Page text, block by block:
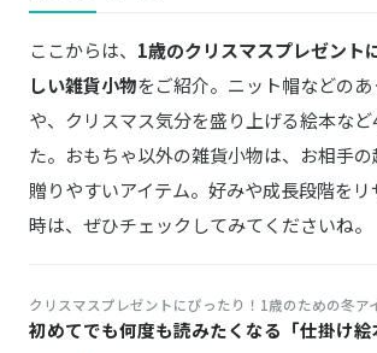
ここからは、 1歳のクリスマスプレゼント
しい雑貨小物をご紹介。ニット帽などの
や、クリスマス気分を盛り上げる絵本な
た。おもちゃ以外の雑貨小物は、お相手
贈りやすいアイテム。好みや成長段階を
時は、ぜひチェックしてみてくださいね。
クリスマスプレゼントにぴったり！1歳のための冬ア
初めてでも何度も読みたくなる「仕掛け絵